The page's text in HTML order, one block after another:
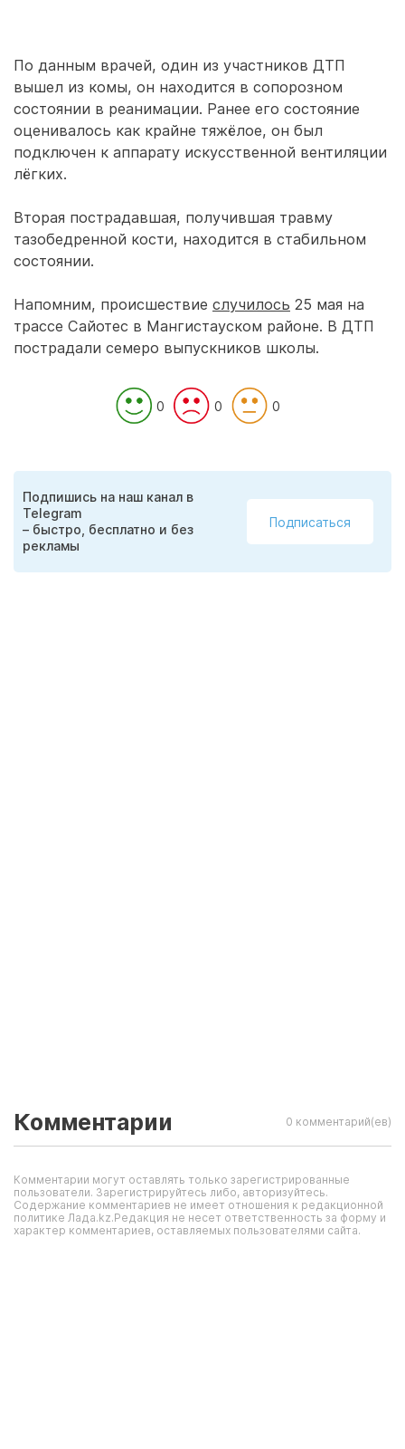
По данным врачей, один из участников ДТП
вышел из комы, он находится в сопорозном
состоянии в реанимации. Ранее его состояние
оценивалось как крайне тяжёлое, он был
подключен к аппарату искусственной вентиляции
лёгких.
Вторая пострадавшая, получившая травму
тазобедренной кости, находится в стабильном
состоянии.
Напомним, происшествие случилось 25 мая на
трассе Сайотес в Мангистауском районе. В ДТП
пострадали семеро выпускников школы.
0 0 0
Подпишись на наш канал в
Telegram
– быстро, бесплатно и без
рекламы
Подписаться
Комментарии 0 комментарий(ев)
Комментарии могут оставлять только зарегистрированные
пользователи. Зарегистрируйтесь либо, авторизуйтесь.
Содержание комментариев не имеет отношения к редакционной
политике Лада.kz.Редакция не несет ответственность за форму и
характер комментариев, оставляемых пользователями сайта.